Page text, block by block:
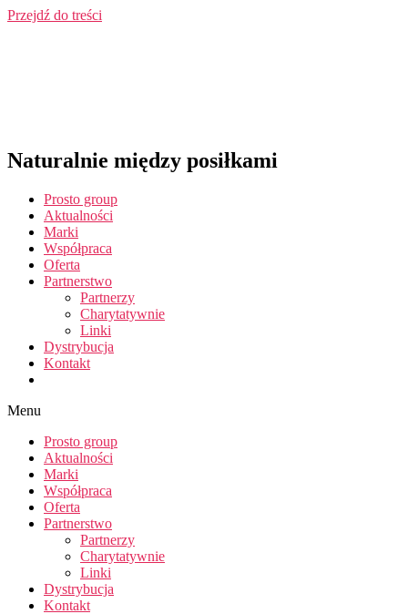
Przejdź do treści
Naturalnie między posiłkami
Prosto group
Aktualności
Marki
Współpraca
Oferta
Partnerstwo
Partnerzy
Charytatywnie
Linki
Dystrybucja
Kontakt
Menu
Prosto group
Aktualności
Marki
Współpraca
Oferta
Partnerstwo
Partnerzy
Charytatywnie
Linki
Dystrybucja
Kontakt